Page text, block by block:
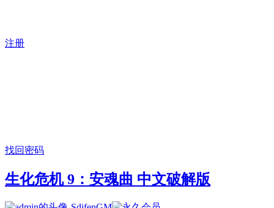
注册
找回密码
生化危机 9：安魂曲 中文破解版